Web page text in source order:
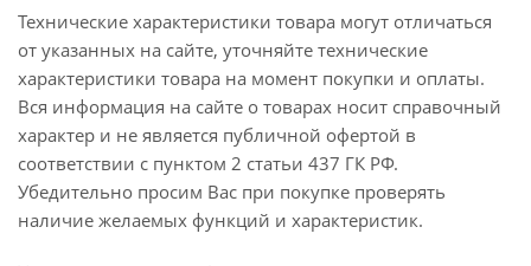
Технические характеристики товара могут отличаться
от указанных на сайте, уточняйте технические
характеристики товара на момент покупки и оплаты.
Вся информация на сайте о товарах носит справочный
характер и не является публичной офертой в
соответствии с пунктом 2 статьи 437 ГК РФ.
Убедительно просим Вас при покупке проверять
наличие желаемых функций и характеристик.